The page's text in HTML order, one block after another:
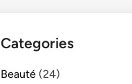
Categories
Beauté (24)